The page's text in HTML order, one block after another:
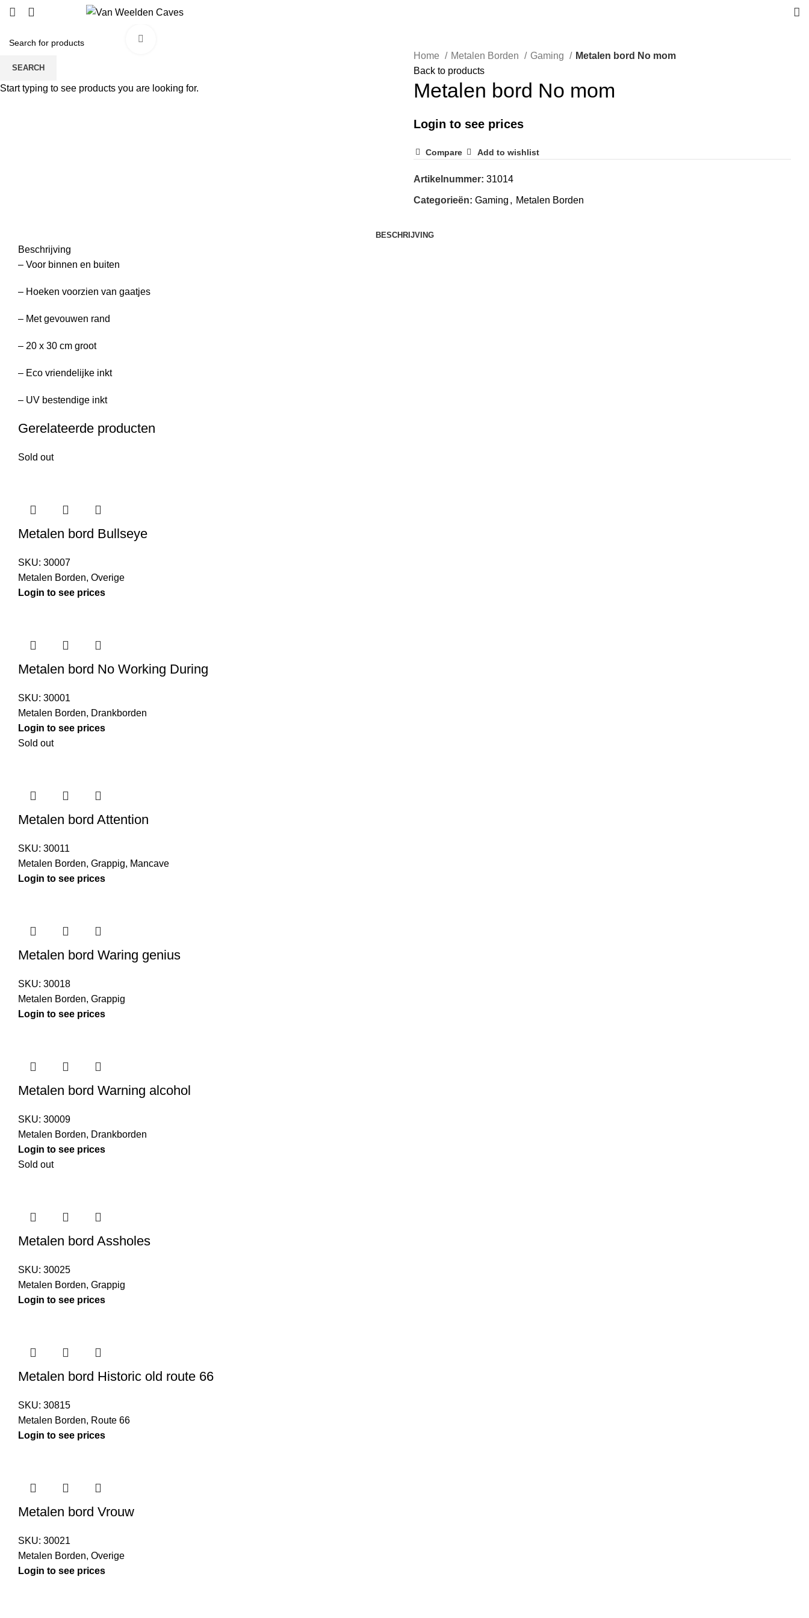
Home Metalen Borden Gaming
Metalen bord No mom
Back to products
Metalen bord No mom
Login to see prices
Compare Add to wishlist
Artikelnummer: 31014
Categorieën: Gaming , Metalen Borden
BESCHRIJVING
Beschrijving
– Voor binnen en buiten
– Hoeken voorzien van gaatjes
– Met gevouwen rand
– 20 x 30 cm groot
– Eco vriendelijke inkt
– UV bestendige inkt
Gerelateerde producten
Sold out
Metalen bord Bullseye
SKU: 30007
Metalen Borden, Overige
Login to see prices
Metalen bord No Working During
SKU: 30001
Metalen Borden, Drankborden
Login to see prices
Sold out
Metalen bord Attention
SKU: 30011
Metalen Borden, Grappig, Mancave
Login to see prices
Metalen bord Waring genius
SKU: 30018
Metalen Borden, Grappig
Login to see prices
Metalen bord Warning alcohol
SKU: 30009
Metalen Borden, Drankborden
Login to see prices
Sold out
Metalen bord Assholes
SKU: 30025
Metalen Borden, Grappig
Login to see prices
Metalen bord Historic old route 66
SKU: 30815
Metalen Borden, Route 66
Login to see prices
Metalen bord Vrouw
SKU: 30021
Metalen Borden, Overige
Login to see prices
SEARCH
Start typing to see products you are looking for.